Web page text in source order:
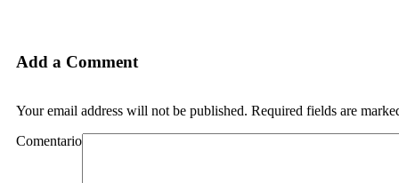
Add a Comment
Your email address will not be published. Required fields are
Comentario